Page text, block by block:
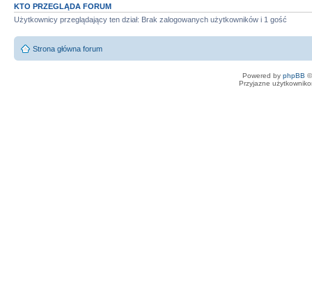
KTO PRZEGLĄDA FORUM
Użytkownicy przeglądający ten dział: Brak zalogowanych użytkowników i 1 gość
Strona główna forum
Powered by phpBB
Przyjazne